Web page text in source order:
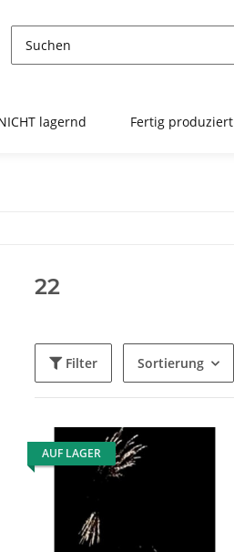
lagernd Fertig produziert
22
Filter Sortierung
AUF LAGER